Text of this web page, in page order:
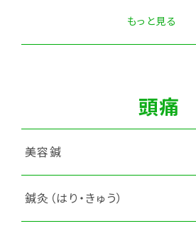
もっと見る
頭痛
美容鍼
鍼灸（はり・きゅう）